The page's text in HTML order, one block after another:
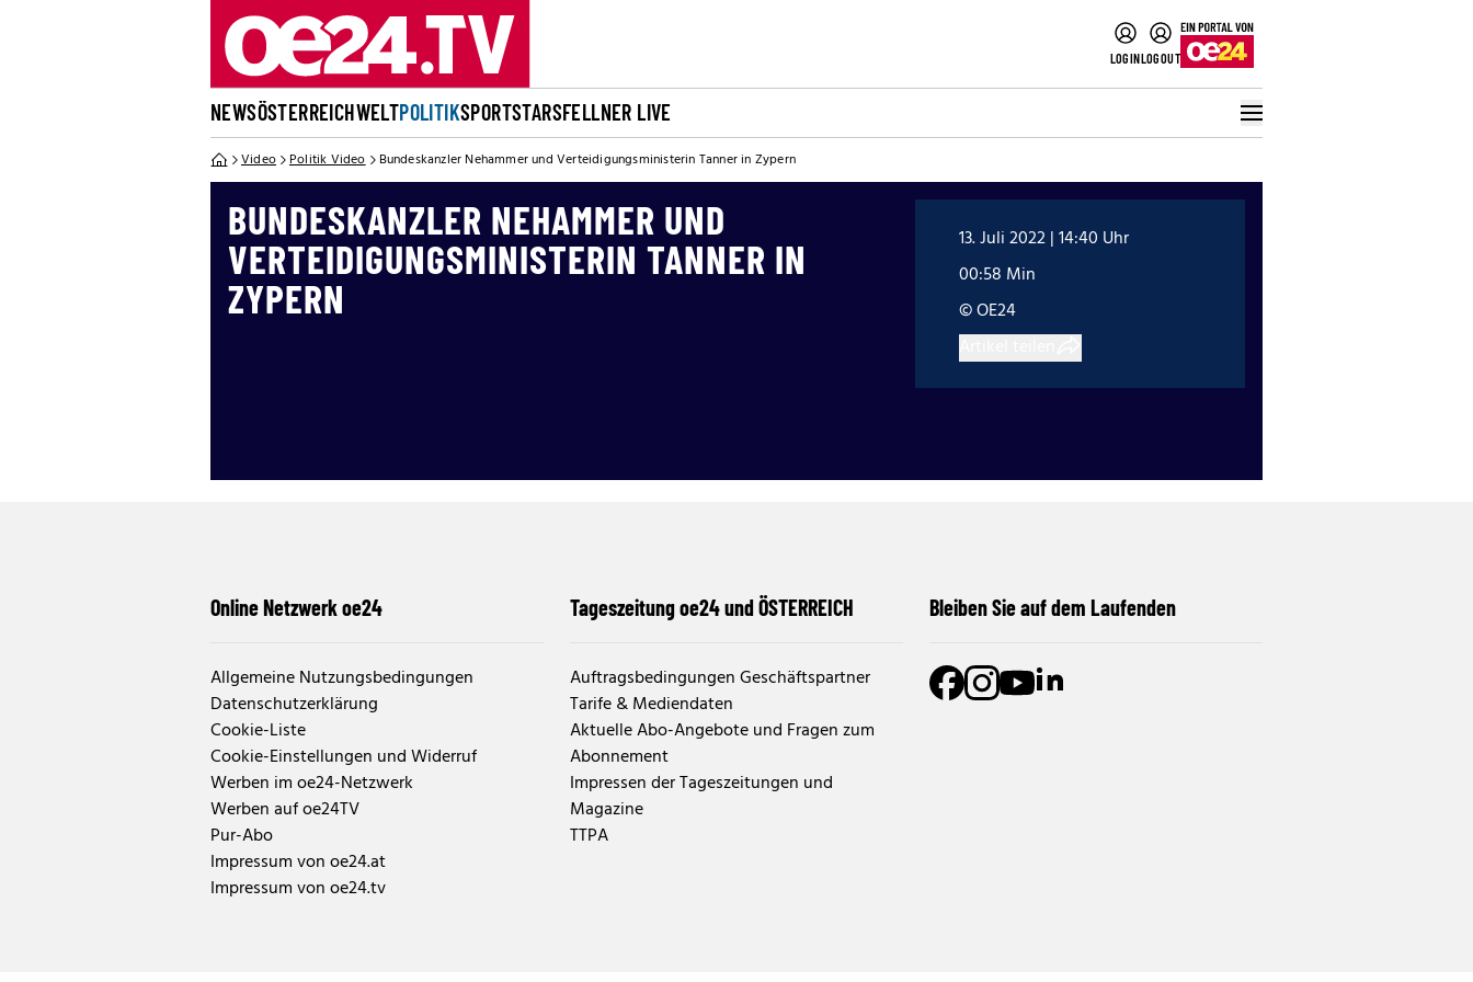
LOGINLOGOUT
NEWSÖSTERREICHWELTPOLITIKSPORTSTARSFELLNER LIVE
Video Politik Video Bundeskanzler Nehammer und Verteidigungsministerin Tanner in Zypern
BUNDESKANZLER NEHAMMER UND
VERTEIDIGUNGSMINISTERIN TANNER IN
ZYPERN
13. Juli 2022 | 14:40 Uhr
00:58 Min
© OE24
Online Netzwerk oe24
Allgemeine Nutzungsbedingungen
Datenschutzerklärung
Cookie-Liste
Cookie-Einstellungen und Widerruf
Werben im oe24-Netzwerk
Werben auf oe24TV
Pur-Abo
Impressum von oe24.at
Impressum von oe24.tv
Tageszeitung oe24 und ÖSTERREICH
Auftragsbedingungen Geschäftspartner
Tarife & Mediendaten
Aktuelle Abo-Angebote und Fragen zum
Abonnement
Impressen der Tageszeitungen und
Magazine
TTPA
Bleiben Sie auf dem Laufenden